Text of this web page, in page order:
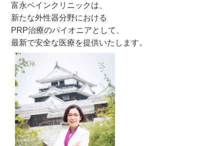
富永ペインクリニックは、
新たな外性器分野における
PRP治療のパイオニアとして、
最新で安全な医療を提供いたします。